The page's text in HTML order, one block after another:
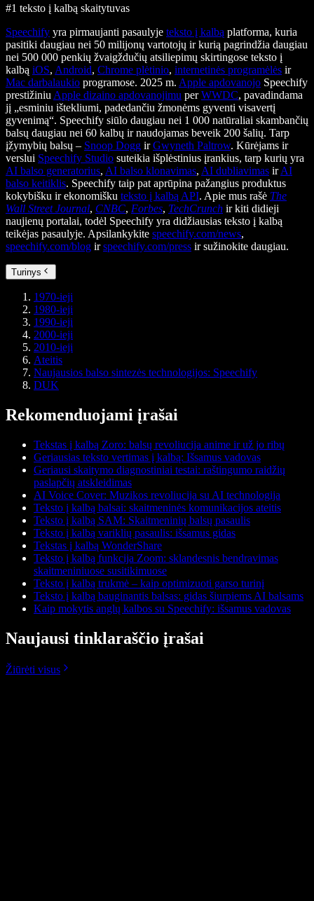
#1 teksto į kalbą skaitytuvas
Speechify yra pirmaujanti pasaulyje teksto į kalbą platforma, kuria
pasitiki daugiau nei 50 milijonų vartotojų ir kurią pagrindžia daugiau
nei 500 000 penkių žvaigždučių atsiliepimų skirtingose teksto į
kalbą iOS, Android, Chrome plėtinio, internetinės programėlės ir
Mac darbalaukio programose. 2025 m. Apple apdovanojo Speechify
prestižiniu Apple dizaino apdovanojimu perWWDC, pavadindama
jį „esminiu ištekliumi, padedančiu žmonėms gyventi visavertį
gyvenimą“. Speechify siūlo daugiau nei 1 000 natūraliai skambančių
balsų daugiau nei 60 kalbų ir naudojamas beveik 200 šalių. Tarp
įžymybių balsų – Snoop Dogg irGwyneth Paltrow. Kūrėjams ir
verslui Speechify Studio suteikia išplėstinius įrankius, tarp kurių yra
AI balso generatorius, AI balso klonavimas, AI dubliavimas irAI
balso keitiklis. Speechify taip pat aprūpina pažangius produktus
kokybišku ir ekonomišku teksto į kalbą API. Apie mus rašė The
Wall Street Journal, CNBC, Forbes, TechCrunch ir kiti didieji
naujienų portalai, todėl Speechify yra didžiausias teksto į kalbą
teikėjas pasaulyje. Apsilankykite speechify.com/news,
speechify.com/blog irspeechify.com/press ir sužinokite daugiau.
Turinys
1970-ieji
1980-ieji
1990-ieji
2000-ieji
2010-ieji
Ateitis
Naujausios balso sintezės technologijos: Speechify
DUK
Rekomenduojami įrašai
Tekstas į kalbą Zoro: balsų revoliucija anime ir už jo ribų
Geriausias teksto vertimas į kalbą: Išsamus vadovas
Geriausi skaitymo diagnostiniai testai: raštingumo raidžių
paslapčių atskleidimas
AI Voice Cover: Muzikos revoliucija su AI technologija
Teksto į kalbą balsai: skaitmeninės komunikacijos ateitis
Teksto į kalbą SAM: Skaitmeninių balsų pasaulis
Teksto į kalbą variklių pasaulis: išsamus gidas
Tekstas į kalbą WonderShare
Teksto į kalbą funkcija Zoom: sklandesnis bendravimas
skaitmeniniuose susitikimuose
Teksto į kalbą trukmė – kaip optimizuoti garso turinį
Teksto į kalbą bauginantis balsas: gidas šiurpiems AI balsams
Kaip mokytis anglų kalbos su Speechify: išsamus vadovas
Naujausi tinklaraščio įrašai
Žiūrėti visus